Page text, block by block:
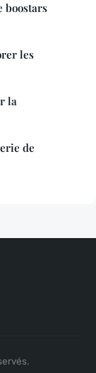
boostars
les
la
de